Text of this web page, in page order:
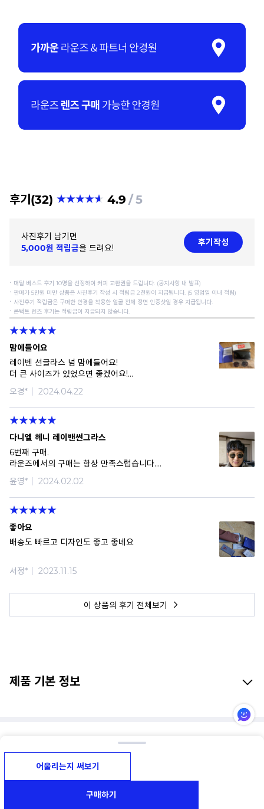
후기(32) 4.9 5
사진후기 남기면
5,000원 적립금을 드려요!
후기작성
⠂매달 베스트 후기 10명을 선정하여 커피 교환권을 드립니다. (공지사항 내 발표)
⠂판매가 5만원 미만 상품은 사진후기 작성 시 적립금 2천원이 지급됩니다. (5 영업일 이내 적립)
⠂사진후기 적립금은 구매한 안경을 착용한 얼굴 전체 정면 인증샷일 경우 지급됩니다.
⠂콘택트 렌즈 후기는 적립금이 지급되지 않습니다.
맘에들어요
레이벤 선글라스 넘 맘에들어요!
더 큰 사이즈가 있었으면 좋겠어요!
잘 쓰겠습니다!
오경* 2024.04.22
다니엘 헤니 레이밴썬그라스
6번째 구매.
라운즈에서의 구매는 항상 만족스럽습니다.
정품인증에 할인까지. 항상 감사드려요.
멋진 고글 잘 쓰겠습니다.
윤영* 2024.02.02
좋아요
배송도 빠르고 디자인도 좋고 좋네요
서정* 2023.11.15
이 상품의 후기 전체보기
제품 기본 정보
어울리는지 써보기
구매하기